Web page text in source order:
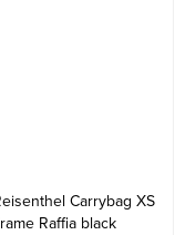
Carrybag XS
Raffia black